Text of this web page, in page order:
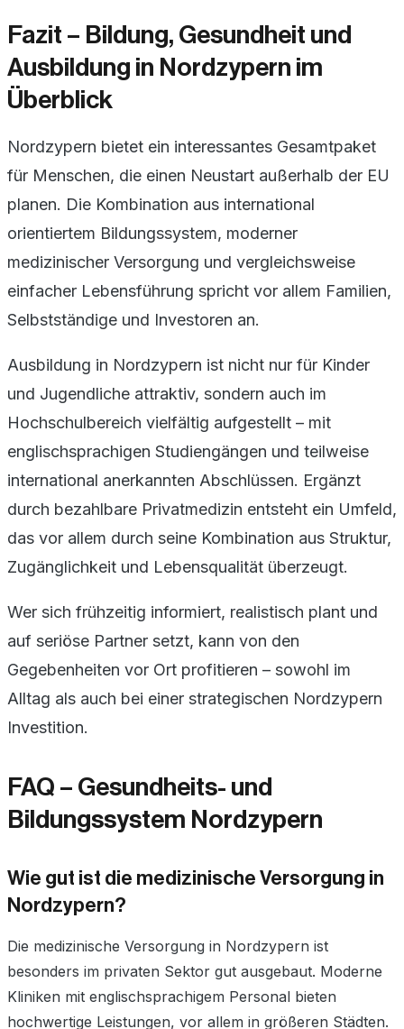
Fazit – Bildung, Gesundheit und
Ausbildung in Nordzypern im
Überblick
Nordzypern bietet ein interessantes Gesamtpaket
für Menschen, die einen Neustart außerhalb der EU
planen. Die Kombination aus international
orientiertem Bildungssystem, moderner
medizinischer Versorgung und vergleichsweise
einfacher Lebensführung spricht vor allem Familien,
Selbstständige und Investoren an.
Ausbildung in Nordzypern ist nicht nur für Kinder
und Jugendliche attraktiv, sondern auch im
Hochschulbereich vielfältig aufgestellt – mit
englischsprachigen Studiengängen und teilweise
international anerkannten Abschlüssen. Ergänzt
durch bezahlbare Privatmedizin entsteht ein Umfeld,
das vor allem durch seine Kombination aus Struktur,
Zugänglichkeit und Lebensqualität überzeugt.
Wer sich frühzeitig informiert, realistisch plant und
auf seriöse Partner setzt, kann von den
Gegebenheiten vor Ort profitieren – sowohl im
Alltag als auch bei einer strategischen Nordzypern
Investition.
FAQ – Gesundheits- und
Bildungssystem Nordzypern
Wie gut ist die medizinische Versorgung in
Nordzypern?
Die medizinische Versorgung in Nordzypern ist
besonders im privaten Sektor gut ausgebaut. Moderne
Kliniken mit englischsprachigem Personal bieten
hochwertige Leistungen, vor allem in größeren Städten.